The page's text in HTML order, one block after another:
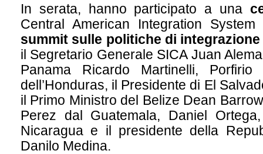
In serata, hanno participato a una
Central American Integration System
summit sulle politiche di integrazione
il Segretario Generale SICA Juan
Panama Ricardo Martinelli, Porfirio
dell’Honduras, il Presidente di El
il Primo Ministro del Belize Dean
Perez dal Guatemala, Daniel
Nicaragua e il presidente della
Danilo Medina.